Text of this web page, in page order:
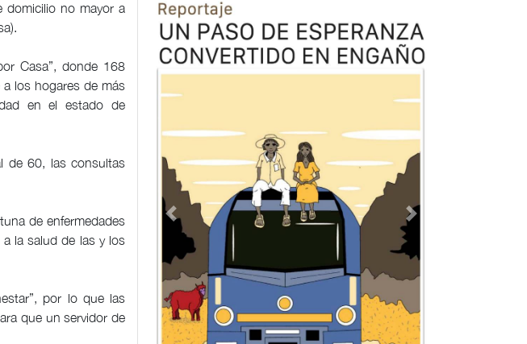
domicilio no mayor a
Casa”, donde 168
a los hogares de más
en el estado de
de 60, las consultas
de enfermedades
la salud de las y los
por lo que las
que un servidor de
Previous
TODOS LOS SUPLEMENTOS